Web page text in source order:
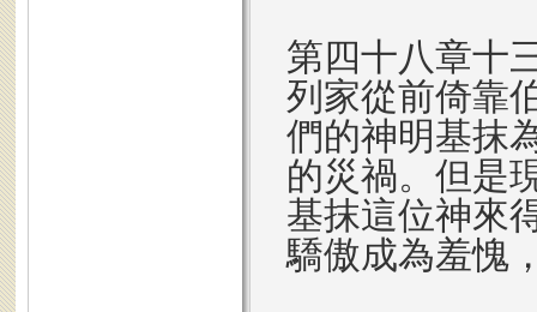
第四十八章十
列家從前倚靠
們的神明基抹
的災禍。但是
基抹這位神來
驕傲成為羞愧